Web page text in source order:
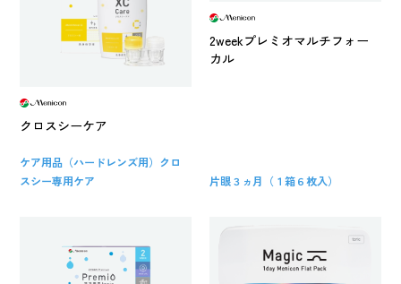
クロスシーケア
ケア用品（ハードレンズ用）クロ
スシー専用ケア
2weekプレミオマルチフォー
カル
片眼３ヵ月（１箱６枚入）